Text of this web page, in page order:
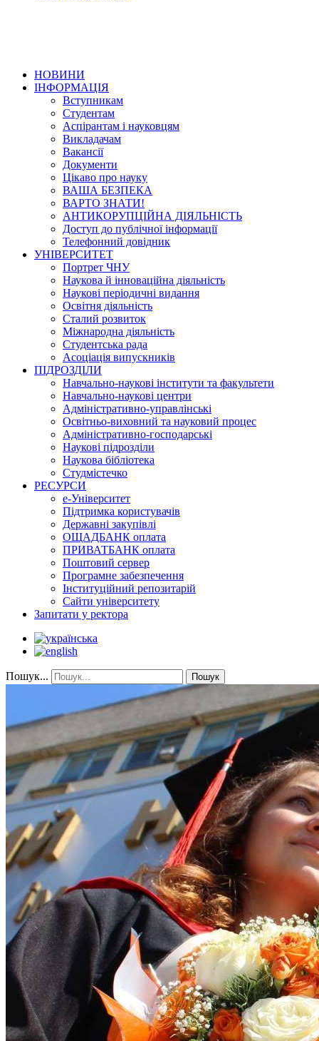
НОВИНИ
ІНФОРМАЦІЯ
Вступникам
Студентам
Аспірантам і науковцям
Викладачам
Вакансії
Документи
Цікаво про науку
ВАША БЕЗПЕКА
ВАРТО ЗНАТИ!
АНТИКОРУПЦІЙНА ДІЯЛЬНІСТЬ
Доступ до публічної інформації
Телефонний довідник
УНІВЕРСИТЕТ
Портрет ЧНУ
Наукова й інноваційна діяльність
Наукові періодичні видання
Освітня діяльність
Сталий розвиток
Міжнародна діяльність
Студентська рада
Асоціація випускників
ПІДРОЗДІЛИ
Навчально-наукові інститути та факультети
Навчально-наукові центри
Адміністративно-управлінські
Освітньо-виховний та науковий процес
Адміністративно-господарські
Наукові підрозділи
Наукова бібліотека
Студмістечко
РЕСУРСИ
е-Університет
Підтримка користувачів
Державні закупівлі
ОЩАДБАНК оплата
ПРИВАТБАНК оплата
Поштовий сервер
Програмне забезпечення
Інституційний репозитарій
Сайти університету
Запитати у ректора
Пошук... Пошук